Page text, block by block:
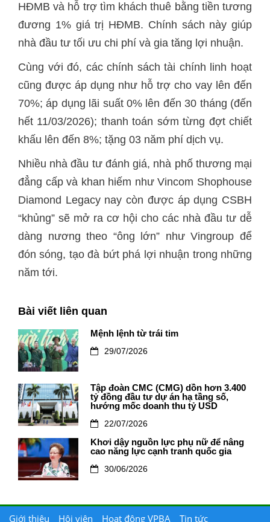
HĐMB và hỗ trợ tìm khách thuê bằng tiền tương
đương 1% giá trị HĐMB. Chính sách này giúp
nhà đầu tư tối ưu chi phí và gia tăng lợi nhuận.
Cùng với đó, các chính sách tài chính linh hoạt
cũng được áp dụng như hỗ trợ cho vay lên đến
70%; áp dụng lãi suất 0% lên đến 30 tháng (đến
hết 11/03/2026); thanh toán sớm từng đợt chiết
khấu lên đến 8%; tặng 03 năm phí dịch vụ.
Nhiều nhà đầu tư đánh giá, nhà phố thương mại
đẳng cấp và khan hiếm như Vincom Shophouse
Diamond Legacy nay còn được áp dụng CSBH
“khủng” sẽ mở ra cơ hội cho các nhà đầu tư dễ
dàng nương theo “ông lớn” như Vingroup để
đón sóng, tạo đà bứt phá lợi nhuận trong những
năm tới.
Bài viết liên quan
Mệnh lệnh từ trái tim
29/07/2026
Tập đoàn CMC (CMG) dồn hơn 3.400
tỷ đồng đầu tư dự án hạ tầng số,
hướng mốc doanh thu tỷ USD
22/07/2026
Khơi dậy nguồn lực phụ nữ để nâng
cao năng lực cạnh tranh quốc gia
30/06/2026
Giới thiệu Hội viên Hoạt động VPBA Tin tức